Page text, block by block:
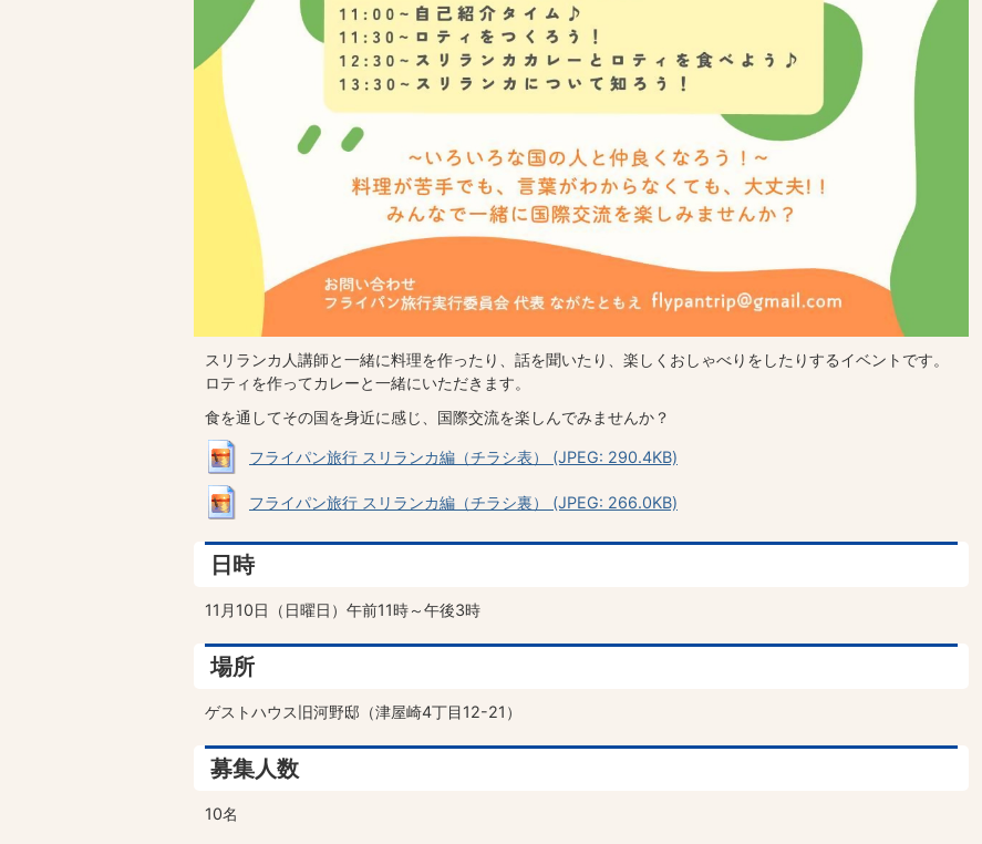
スリランカ人講師と一緒に料理を作ったり、話を聞いたり、楽しくおしゃべりをしたりするイベントです。
ロティを作ってカレーと一緒にいただきます。
食を通してその国を身近に感じ、国際交流を楽しんでみませんか？
フライパン旅行 スリランカ編（チラシ表） (JPEG: 290.4KB)
フライパン旅行 スリランカ編（チラシ裏） (JPEG: 266.0KB)
日時
11月10日（日曜日）午前11時～午後3時
場所
ゲストハウス旧河野邸（津屋崎4丁目12-21）
募集人数
10名